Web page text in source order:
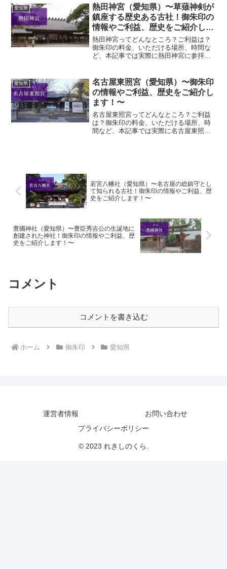
神社は、豊臣秀吉公の生誕地とされる名
古屋・中村に創建された...
愛知県
熱田神宮（愛知県）〜草薙神剣が
鎮座する歴史ある古社！御朱印の
情報やご利益、歴史をご紹介しま
す！〜
熱田神宮ってどんなところ？ご利益は？
御朱印の料金、いただける場所、時間な
ど、本記事では実際に熱田神宮に参拝し
神宮は、三種の神器の一つ草薙神剣を祀
る由緒ある神社です。約...
愛知県
名古屋東照宮（愛知県）〜御朱印
の情報やご利益、歴史をご紹介し
ます！〜
名古屋東照宮ってどんなところ？ご利益
は？御朱印の料金、いただける場所、時
間など、本記事では実際に名古屋東照宮
若宮八幡社（愛知県）〜名古屋の総鎮守とし
て知られる古社！御朱印の情報やご利益、歴
史をご紹介します！〜
豊國神社（愛知県）〜豊臣秀吉公の生誕地に
創建された神社！御朱印の情報やご利益、歴
史をご紹介します！〜
コメント
コメントを書き込む
ホーム 御朱印 愛知県
運営者情報
お問い合わせ
プライバシーポリシー
© 2023 れきしのくら.